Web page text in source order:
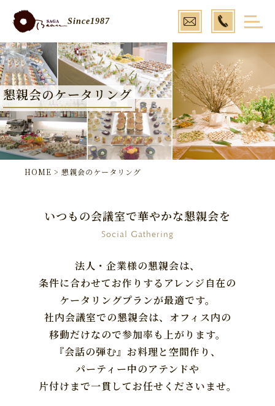
Since1987 
懇親会のケータリング
HOME > 懇親会のケータリング
いつもの会議室で華やかな懇親会を
Social Gathering
法人・企業様の懇親会は、
条件に合わせてお作りする アレンジ自在の
ケータリングプランが最適です。
社内会議室での懇親会は、オフィス内の
移動だけなので参加率も上がります。
『会話の弾む』お料理と空間作り、
パーティー中のアテンドや
片付けまで一貫してお任せくださいませ。